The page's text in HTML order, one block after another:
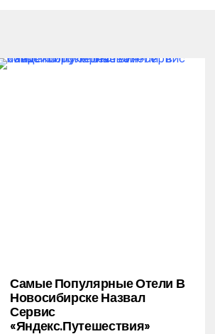
Самые Популярные Отели В
Новосибирске Назвал
Сервис
«Яндекс.Путешествия»